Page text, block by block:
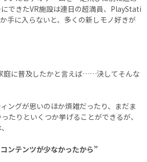
できたVR施設は連日の超満員、PlayStati
手に入らないと、多くの新しモノ好きが
庭に普及したかと言えば……決してそんな
ングが思いのほか煩雑だったり、まだま
たりといくつか挙げることができるが、
ンテンツが少なかったから”